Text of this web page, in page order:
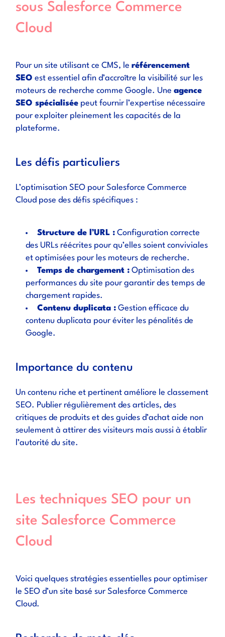
sous Salesforce Commerce
Cloud
Pour un site utilisant ce CMS, leréférencement
SEO est essentiel afin d’accroître la visibilité sur les
moteurs de recherche comme Google. Uneagence
SEO spécialisée peut fournir l’expertise nécessaire
pour exploiter pleinement les capacités de la
plateforme.
Les défis particuliers
L’optimisation SEO pour Salesforce Commerce
Cloud pose des défis spécifiques :
Structure de l’URL : Configuration correcte
des URLs réécrites pour qu’elles soient conviviales
et optimisées pour les moteurs de recherche.
Temps de chargement : Optimisation des
performances du site pour garantir des temps de
chargement rapides.
Contenu duplicata : Gestion efficace du
contenu duplicata pour éviter les pénalités de
Google.
Importance du contenu
Un contenu riche et pertinent améliore le classement
SEO. Publier régulièrement des articles, des
critiques de produits et des guides d’achat aide non
seulement à attirer des visiteurs mais aussi à établir
l’autorité du site.
Les techniques SEO pour un
site Salesforce Commerce
Cloud
Voici quelques stratégies essentielles pour optimiser
le SEO d’un site basé sur Salesforce Commerce
Cloud.